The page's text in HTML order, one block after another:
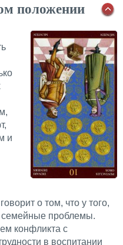
положении
и
говорит о том, что у того,
семейные проблемы.
конфликта с
в воспитании